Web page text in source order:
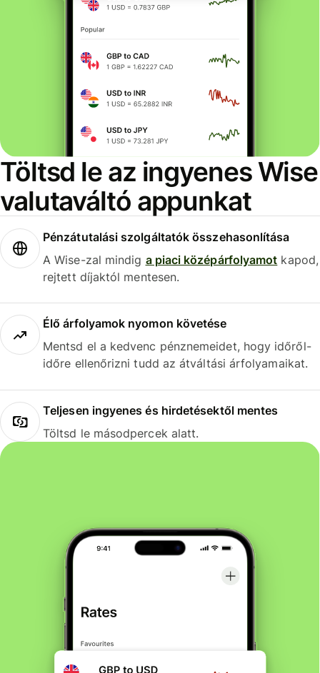
Töltsd le az ingyenes Wise
valutaváltó appunkat
Pénzátutalási szolgáltatók összehasonlítása
A Wise-zal mindig a piaci középárfolyamot kapod,
rejtett díjaktól mentesen.
Élő árfolyamok nyomon követése
Mentsd el a kedvenc pénznemeidet, hogy időről-
időre ellenőrizni tudd az átváltási árfolyamaikat.
Teljesen ingyenes és hirdetésektől mentes
Töltsd le másodpercek alatt.